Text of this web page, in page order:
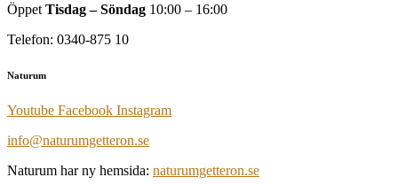
Öppet Tisdag – Söndag 10:00 – 16:00
Telefon: 0340-875 10
Naturum
Youtube Facebook Instagram
info@naturumgetteron.se
Naturum har ny hemsida: naturumgetteron.se